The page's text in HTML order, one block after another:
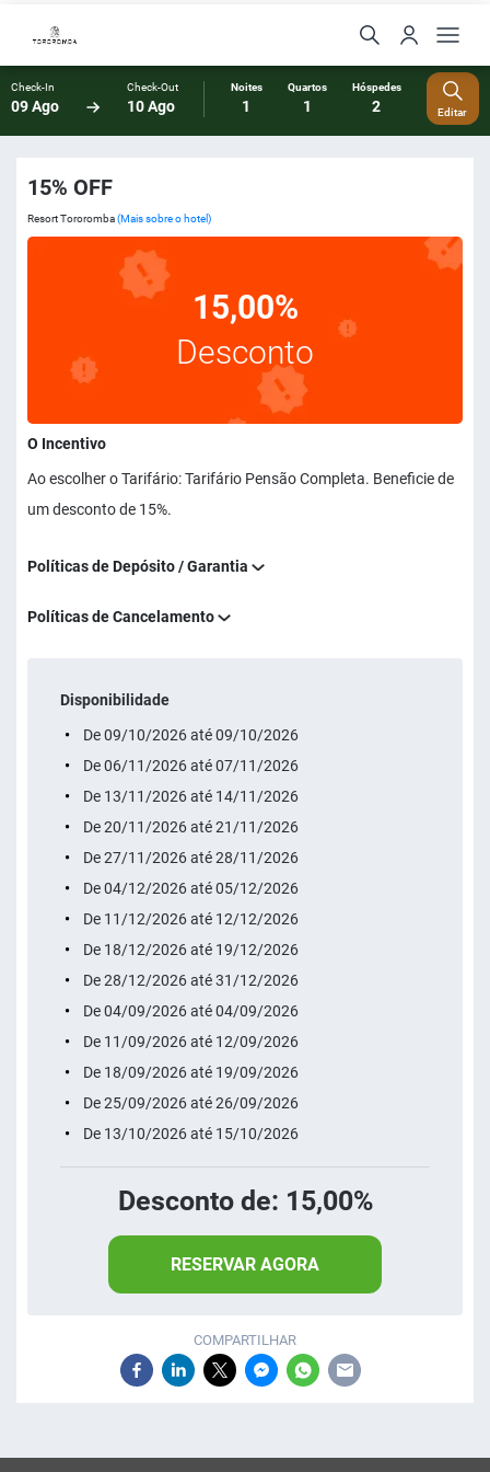
Check-In
09 Ago
Check-Out
10 Ago
Noites
1
Quartos
1
Hóspedes
2 Editar
15% OFF
Resort Tororomba(Mais sobre o hotel)
15,00%
Desconto
O Incentivo
Ao escolher o Tarifário: Tarifário Pensão Completa. Beneficie de
um desconto de 15%.
Políticas de Depósito / Garantia
Políticas de Cancelamento
Disponibilidade
De 09/10/2026 até 09/10/2026
De 06/11/2026 até 07/11/2026
De 13/11/2026 até 14/11/2026
De 20/11/2026 até 21/11/2026
De 27/11/2026 até 28/11/2026
De 04/12/2026 até 05/12/2026
De 11/12/2026 até 12/12/2026
De 18/12/2026 até 19/12/2026
De 28/12/2026 até 31/12/2026
De 04/09/2026 até 04/09/2026
De 11/09/2026 até 12/09/2026
De 18/09/2026 até 19/09/2026
De 25/09/2026 até 26/09/2026
De 13/10/2026 até 15/10/2026
Desconto de: 15,00%
RESERVAR AGORA
COMPARTILHAR